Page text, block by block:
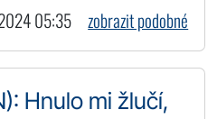
05:35 zobrazit podobné
Hnulo mi žlučí,